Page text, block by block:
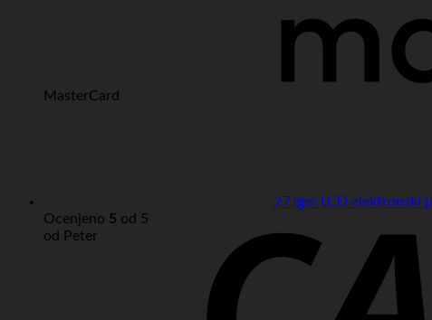
MasterCard
27 iger LCD elektronski
Ocenjeno 5 od 5
od Peter